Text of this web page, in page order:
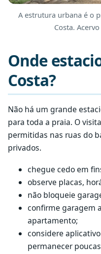
A estrutura urbana é o
Costa.
Onde
Costa?
Não há um grande
para toda a praia. O
permitidas nas ruas do
privados.
chegue cedo em
observe placas,
não bloqueie
confirme garagem
apartamento;
considere
permanecer